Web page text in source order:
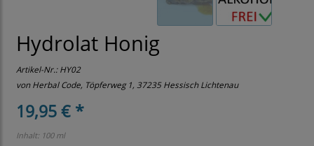
Hydrolat Honig
Artikel-Nr.:HY02
von Herbal Code, Töpferweg 1, 37235 Hessisch Lichtenau
19,95 € *
Inhalt: 100 ml